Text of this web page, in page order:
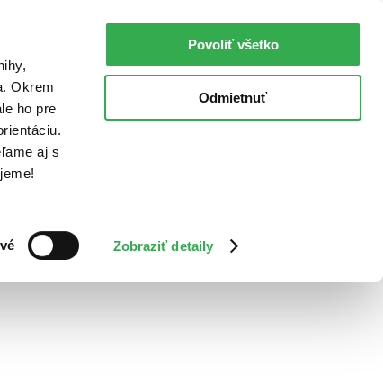
Okrem
ho pre
aj s
Zobraziť detaily
Povoliť všetko
Odmietnuť